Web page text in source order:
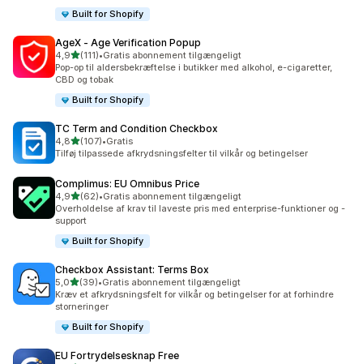
Built for Shopify
AgeX ‑ Age Verification Popup
4,9ud af 5 stjerner
(111)
111 anmeldelser i alt
•Gratis abonnement tilgængeligt
Pop-op til aldersbekræftelse i butikker med alkohol, e-cigaretter,
CBD og tobak
Built for Shopify
TC Term and Condition Checkbox
4,8ud af 5 stjerner
(107)
107 anmeldelser i alt
•Gratis
Tilføj tilpassede afkrydsningsfelter til vilkår og betingelser
Complimus: EU Omnibus Price
4,9ud af 5 stjerner
(62)
62 anmeldelser i alt
•Gratis abonnement tilgængeligt
Overholdelse af krav til laveste pris med enterprise-funktioner og -
support
Built for Shopify
Checkbox Assistant: Terms Box
5,0ud af 5 stjerner
(39)
39 anmeldelser i alt
•Gratis abonnement tilgængeligt
Kræv et afkrydsningsfelt for vilkår og betingelser for at forhindre
storneringer
Built for Shopify
EU Fortrydelsesknap Free